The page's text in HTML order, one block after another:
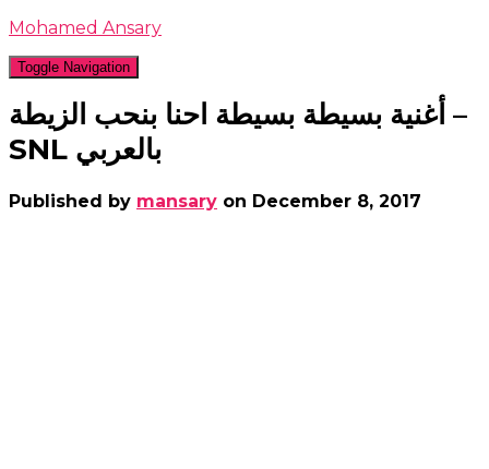
Mohamed Ansary
Toggle Navigation
أغنية بسيطة بسيطة احنا بنحب الزيطة –
SNL بالعربي
Published by mansary on December 8, 2017